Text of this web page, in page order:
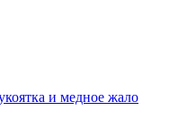
и медное жало